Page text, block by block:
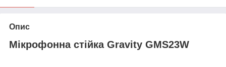
Опис
Мікрофонна стійка Gravity GMS23W